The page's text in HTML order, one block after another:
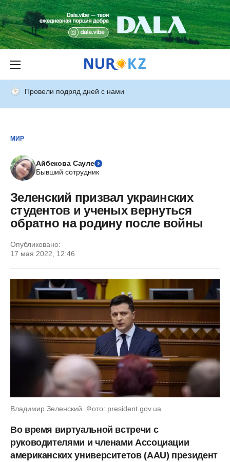
Провели подряд дней с нами
МИР
Айбекова Сауле
Бывший сотрудник
Зеленский призвал украинских
студентов и ученых вернуться
обратно на родину после войны
Опубликовано:
17 мая 2022, 12:46
Владимир Зеленский. Фото: president.gov.ua
Во время виртуальной встречи с
руководителями и членами Ассоциации
американских университетов (AAU) президент